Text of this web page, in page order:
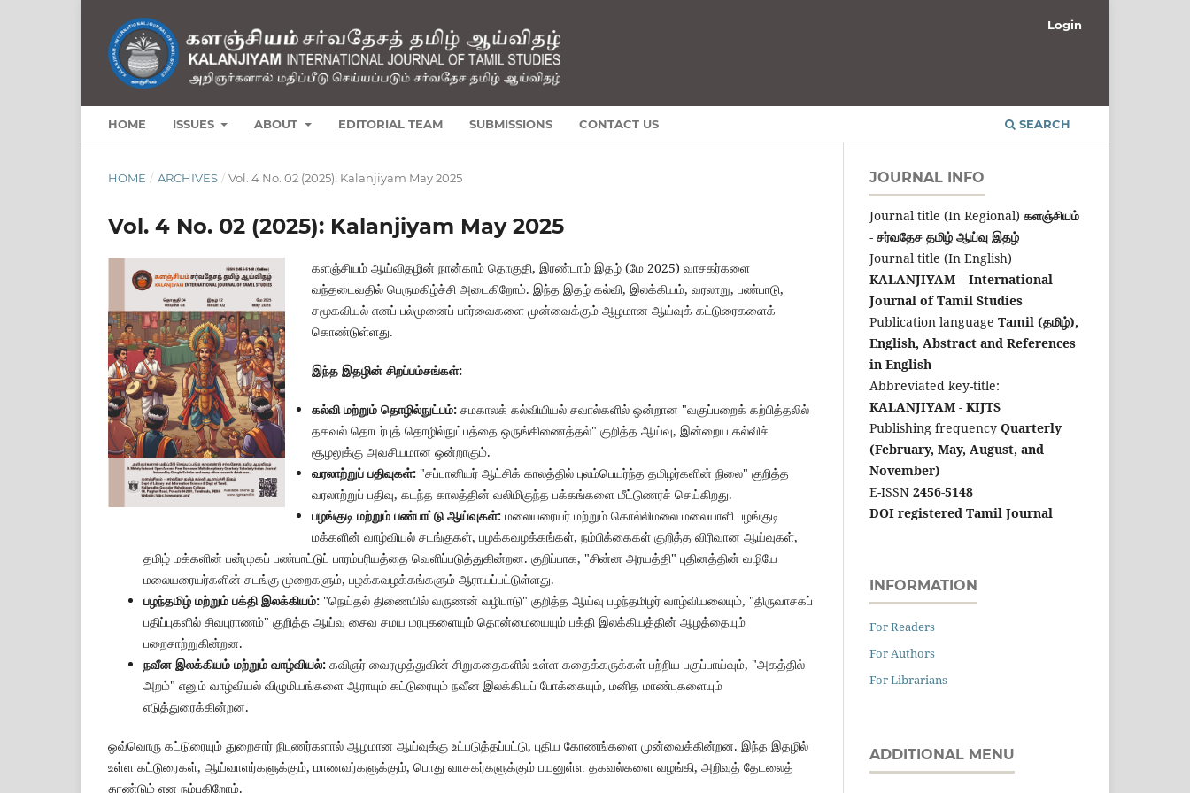
HOME ISSUES ABOUT EDITORIAL TEAM SUBMISSIONS CONTACT US SEARCH
Login
HOME / ARCHIVES / Vol. 4 No. 02 (2025): Kalanjiyam May 2025
Vol. 4 No. 02 (2025): Kalanjiyam May 2025
களஞ்சியம் ஆய்விதழின் நான்காம் தொகுதி, இரண்டாம் இதழ் (மே 2025) வாசகர்களை
வந்தடைவதில் பெருமகிழ்ச்சி அடைகிறோம். இந்த இதழ் கல்வி, இலக்கியம், வரலாறு, பண்பாடு,
சமூகவியல் எனப் பல்முனைப் பார்வைகளை முன்வைக்கும் ஆழமான ஆய்வுக் கட்டுரைகளைக்
கொண்டுள்ளது.
இந்த இதழின் சிறப்பம்சங்கள்:
கல்வி மற்றும் தொழில்நுட்பம்: சமகாலக் கல்வியியல் சவால்களில் ஒன்றான "வகுப்பறைக் கற்பித்தலில்
தகவல் தொடர்புத் தொழில்நுட்பத்தை ஒருங்கிணைத்தல்" குறித்த ஆய்வு, இன்றைய கல்விச்
சூழலுக்கு அவசியமான ஒன்றாகும்.
வரலாற்றுப் பதிவுகள்: "சப்பானியர் ஆட்சிக் காலத்தில் புலம்பெயர்ந்த தமிழர்களின் நிலை" குறித்த
வரலாற்றுப் பதிவு, கடந்த காலத்தின் வலிமிகுந்த பக்கங்களை மீட்டுணரச் செய்கிறது.
பழங்குடி மற்றும் பண்பாட்டு ஆய்வுகள்: மலையரையர் மற்றும் கொல்லிமலை மலையாளி பழங்குடி
மக்களின் வாழ்வியல் சடங்குகள், பழக்கவழக்கங்கள், நம்பிக்கைகள் குறித்த விரிவான ஆய்வுகள்,
தமிழ் மக்களின் பன்முகப் பண்பாட்டுப் பாரம்பரியத்தை வெளிப்படுத்துகின்றன. குறிப்பாக, "சின்ன அரயத்தி" புதினத்தின் வழியே
மலையரையர்களின் சடங்கு முறைகளும், பழக்கவழக்கங்களும் ஆராயப்பட்டுள்ளது.
பழந்தமிழ் மற்றும் பக்தி இலக்கியம்: "நெய்தல் திணையில் வருணன் வழிபாடு" குறித்த ஆய்வு பழந்தமிழர் வாழ்வியலையும், "திருவாசகப்
பதிப்புகளில் சிவபுராணம்" குறித்த ஆய்வு சைவ சமய மரபுகளையும் தொன்மையையும் பக்தி இலக்கியத்தின் ஆழத்தையும்
பறைசாற்றுகின்றன.
நவீன இலக்கியம் மற்றும் வாழ்வியல்: கவிஞர் வைரமுத்துவின் சிறுகதைகளில் உள்ள கதைக்கருக்கள் பற்றிய பகுப்பாய்வும், "அகத்தில்
அறம்" எனும் வாழ்வியல் விழுமியங்களை ஆராயும் கட்டுரையும் நவீன இலக்கியப் போக்கையும், மனித மாண்புகளையும்
எடுத்துரைக்கின்றன.
ஒவ்வொரு கட்டுரையும் துறைசார் நிபுணர்களால் ஆழமான ஆய்வுக்கு உட்படுத்தப்பட்டு, புதிய கோணங்களை முன்வைக்கின்றன. இந்த இதழில்
உள்ள கட்டுரைகள், ஆய்வாளர்களுக்கும், மாணவர்களுக்கும், பொது வாசகர்களுக்கும் பயனுள்ள தகவல்களை வழங்கி, அறிவுத் தேடலைத்
தூண்டும் என நம்புகிறோம்.
JOURNAL INFO
Journal title (In Regional) களஞ்சியம்
- சர்வதேச தமிழ் ஆய்வு இதழ்
Journal title (In English)
KALANJIYAM – International
Journal of Tamil Studies
Publication language Tamil (தமிழ்),
English, Abstract and References
in English
Abbreviated key-title:
KALANJIYAM - KIJTS
Publishing frequency Quarterly
(February, May, August, and
November)
E-ISSN 2456-5148
DOI registered Tamil Journal
INFORMATION
For Readers
For Authors
For Librarians
ADDITIONAL MENU